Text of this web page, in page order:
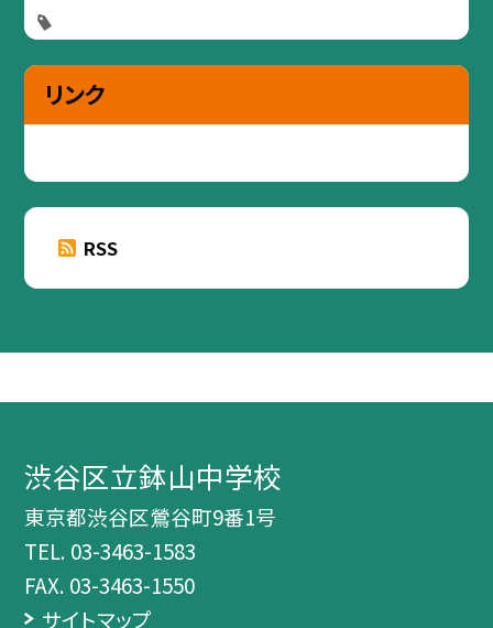
リンク
RSS
渋谷区立鉢山中学校
東京都渋谷区鶯谷町9番1号
TEL. 03-3463-1583
FAX. 03-3463-1550
サイトマップ